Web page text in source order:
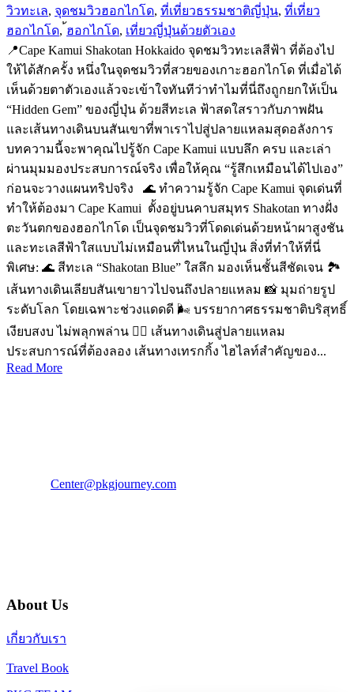
วิวทะเล, จุดชมวิวฮอกไกโด, ที่เที่ยวธรรมชาติญี่ปุ่น, ที่เที่ยว
ฮอกไกโด, ้ฮอกไกโด, เที่ยวญี่ปุ่นด้วยตัวเอง
📍Cape Kamui Shakotan Hokkaido จุดชมวิวทะเลสีฟ้า ที่ต้องไป
ให้ได้สักครั้ง หนึ่งในจุดชมวิวที่สวยของเกาะฮอกไกโด ที่เมื่อได้
เห็นด้วยตาตัวเองแล้วจะเข้าใจทันทีว่าทำไมที่นี่ถึงถูกยกให้เป็น
“Hidden Gem” ของญี่ปุ่น ด้วยสีทะเล ฟ้าสดใสราวกับภาพฝัน
และเส้นทางเดินบนสันเขาที่พาเราไปสู่ปลายแหลมสุดอลังการ
บทความนี้จะพาคุณไปรู้จัก Cape Kamui แบบลึก ครบ และเล่า
ผ่านมุมมองประสบการณ์จริง เพื่อให้คุณ “รู้สึกเหมือนได้ไปเอง”
ก่อนจะวางแผนทริปจริง 🌊 ทำความรู้จัก Cape Kamui จุดเด่นที่
ทำให้ต้องมา Cape Kamui ตั้งอยู่บนคาบสมุทร Shakotan ทางฝั่ง
ตะวันตกของฮอกไกโด เป็นจุดชมวิวที่โดดเด่นด้วยหน้าผาสูงชัน
และทะเลสีฟ้าใสแบบไม่เหมือนที่ไหนในญี่ปุ่น สิ่งที่ทำให้ที่นี่
พิเศษ: 🌊 สีทะเล “Shakotan Blue” ใสลึก มองเห็นชั้นสีชัดเจน 🏞️
เส้นทางเดินเลียบสันเขายาวไปจนถึงปลายแหลม 📸 มุมถ่ายรูป
ระดับโลก โดยเฉพาะช่วงแดดดี 🌬️ บรรยากาศธรรมชาติบริสุทธิ์
เงียบสงบ ไม่พลุกพล่าน 🚶‍♂️ เส้นทางเดินสู่ปลายแหลม
ประสบการณ์ที่ต้องลอง เส้นทางเทรกกิ้ง ไฮไลท์สำคัญของ...
Read More
Center@pkgjourney.com
About Us
เกี่ยวกับเรา
Travel Book